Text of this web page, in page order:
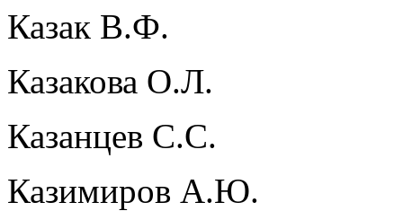
Казак В.Ф.
Казакова О.Л.
Казанцев С.С.
Казимиров А.Ю.